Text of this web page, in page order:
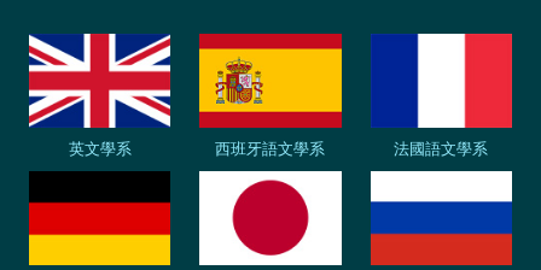
英文學系 西班牙語文學系 法國語文學系